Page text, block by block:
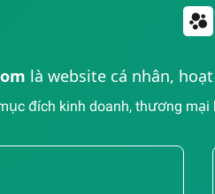
là website cá nhân,
đích kinh doanh, thương